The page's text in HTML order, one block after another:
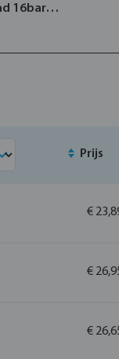
16bar
WRAS
Prijs
€
€
€